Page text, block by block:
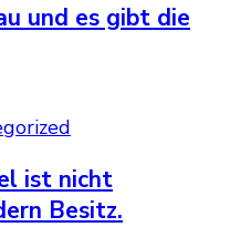
und es gibt die
ist nicht
Besitz.